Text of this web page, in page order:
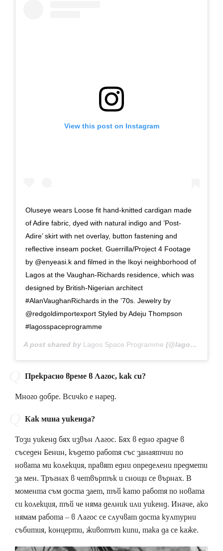
View this post on Instagram
Oluseye wears Loose fit hand-knitted cardigan made
of Adire fabric, dyed with natural indigo and ’Post-
Adire’ skirt with net overlay, button fastening and
reflective inseam pocket. Guerrilla/Project 4 Footage
by @enyeasi.k and filmed in the Ikoyi neighborhood of
Lagos at the Vaughan-Richards residence, which was
designed by British-Nigerian architect
#AlanVaughanRichards in the ’70s. Jewelry by
@redgoldimportexport Styled by Adeju Thompson
#lagosspaceprogramme
A post shared by Lagos Space Programme (@lagosspaceprogramme) on
Прекрасно време в Лагос, как си?
Много добре. Всичко е наред.
Как мина уикенда?
Този уикенд бях извън Лагос. Бях в едно градче в
съседен Бенин, където работя със занаятчии по
новата ми колекция, правят едни определени предмети
за мен. Тръгнах в четвъртък и снощи се върнах. В
момента съм доста зает, тъй като работя по новата
си колекция, тъй че няма делник или уикенд. Иначе, ако
нямам работа – в Лагос се случват доста културни
събития, концерти, животът кипи, така да се каже.